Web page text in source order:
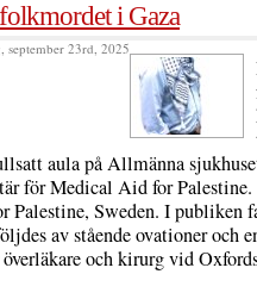
i Gaza
september 23rd, 2025
aula på Allmänna
för Medical Aid for Palestine.
Palestine, Sweden. I publiken
av stående ovationer och
och kirurg vid